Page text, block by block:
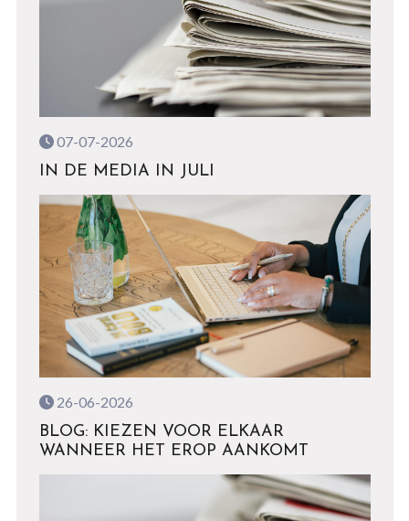
07-07-2026
IN DE MEDIA IN JULI
26-06-2026
BLOG: KIEZEN VOOR ELKAAR
WANNEER HET EROP AANKOMT